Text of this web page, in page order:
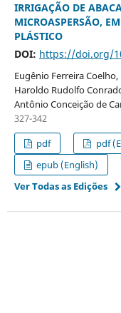
IRRIGAÇÃO DE
MICROASPERSÃO,
PLÁSTICO
DOI: https://doi.org/
Eugênio Ferreira
Haroldo Rudolfo
Antônio Conceição de
327-342
pdf
pdf
epub (English)
Ver Todas as Edições